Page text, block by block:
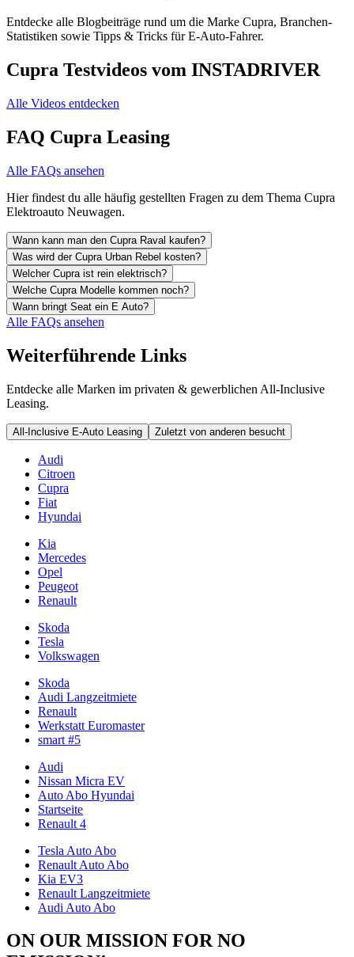
Entdecke alle Blogbeiträge rund um die Marke Cupra, Branchen-
Statistiken sowie Tipps & Tricks für E-Auto-Fahrer.
Cupra Testvideos vom INSTADRIVER
Alle Videos entdecken
FAQ Cupra Leasing
Alle FAQs ansehen
Hier findest du alle häufig gestellten Fragen zu dem Thema Cupra
Elektroauto Neuwagen.
Wann kann man den Cupra Raval kaufen?
Was wird der Cupra Urban Rebel kosten?
Welcher Cupra ist rein elektrisch?
Welche Cupra Modelle kommen noch?
Wann bringt Seat ein E Auto?
Alle FAQs ansehen
Weiterführende Links
Entdecke alle Marken im privaten & gewerblichen All-Inclusive
Leasing.
All-Inclusive E-Auto Leasing Zuletzt von anderen besucht
Audi
Citroen
Cupra
Fiat
Hyundai
Kia
Mercedes
Opel
Peugeot
Renault
Skoda
Tesla
Volkswagen
Skoda
Audi Langzeitmiete
Renault
Werkstatt Euromaster
smart #5
Audi
Nissan Micra EV
Auto Abo Hyundai
Startseite
Renault 4
Tesla Auto Abo
Renault Auto Abo
Kia EV3
Renault Langzeitmiete
Audi Auto Abo
ON OUR MISSION FOR NO